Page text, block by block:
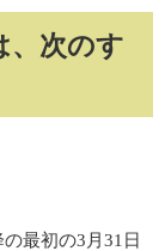
、次のす
最初の3月31日